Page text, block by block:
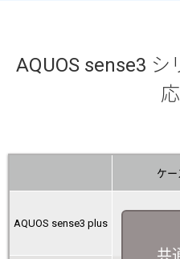
AQUOS sense3
ケー
AQUOS sense3 plus
共